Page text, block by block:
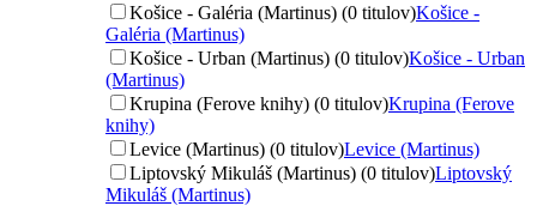
Košice - Galéria (Martinus) (0 titulov)Košice -
Galéria (Martinus)
Košice - Urban (Martinus) (0 titulov)Košice - Urban
(Martinus)
Krupina (Ferove knihy) (0 titulov)Krupina (Ferove
knihy)
Levice (Martinus) (0 titulov)Levice (Martinus)
Liptovský Mikuláš (Martinus) (0 titulov)Liptovský
Mikuláš (Martinus)